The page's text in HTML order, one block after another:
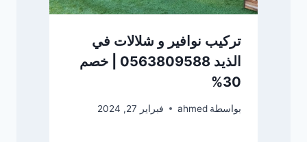
تركيب نوافير و شلالات في
الذيد 0563809588 | خصم
30%
بواسطة ahmed فبراير 27, 2024